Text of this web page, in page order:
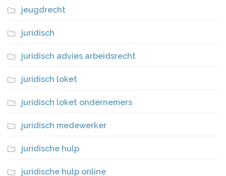
jeugdrecht
juridisch
juridisch advies arbeidsrecht
juridisch loket
juridisch loket ondernemers
juridisch medewerker
juridische hulp
juridische hulp online